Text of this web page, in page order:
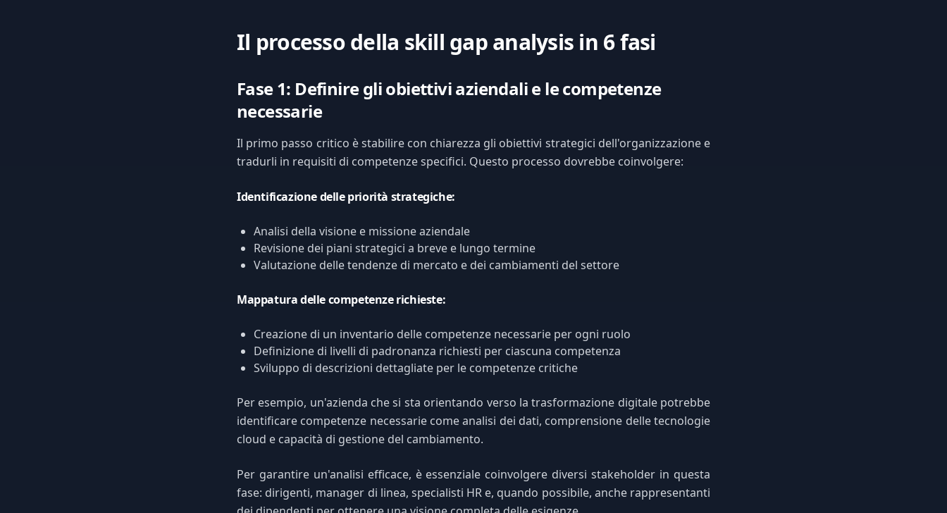
Il processo della skill gap analysis in 6 fasi
Fase 1: Definire gli obiettivi aziendali e le competenze
necessarie
Il primo passo critico è stabilire con chiarezza gli obiettivi strategici dell'organizzazione e
tradurli in requisiti di competenze specifici. Questo processo dovrebbe coinvolgere:
Identificazione delle priorità strategiche:
Analisi della visione e missione aziendale
Revisione dei piani strategici a breve e lungo termine
Valutazione delle tendenze di mercato e dei cambiamenti del settore
Mappatura delle competenze richieste:
Creazione di un inventario delle competenze necessarie per ogni ruolo
Definizione di livelli di padronanza richiesti per ciascuna competenza
Sviluppo di descrizioni dettagliate per le competenze critiche
Per esempio, un'azienda che si sta orientando verso la trasformazione digitale potrebbe
identificare competenze necessarie come analisi dei dati, comprensione delle tecnologie
cloud e capacità di gestione del cambiamento.
Per garantire un'analisi efficace, è essenziale coinvolgere diversi stakeholder in questa
fase: dirigenti, manager di linea, specialisti HR e, quando possibile, anche rappresentanti